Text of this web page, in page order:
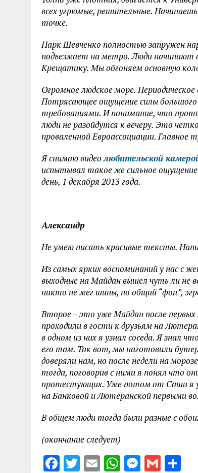
всех угрюмые, решительные.
точке.
Парк Шевченко полностью запружен
подъезжает на метро. Люди начинают
Крещатику. Мы обгоняем основную
Огромное людское море.
Потрясающее ощущение силы
требованиями. И понимание, что
люди не разойдутся к вечеру. Это
проваленной Евроассоциации.
Я снимаю видеолюбительской
испытывал такое же сильное
день, 1 декабря 2013 года.
Александр
Не умею писать красивые тексты.
Из самых ярких воспоминаний у нас с
выходные на Майдан вышел чуть ли не
никто не жег шины, но общий “фон”,
Второе – это уже Майдан после
проходили в гости к друзьям на
в одном из них я узнал соседа. Я знал
его там. Так вот, мы наготовили
доверяли нам, но после недели на
тогда, поговорив с ними я понял что
протестующих. Уже потом от Саши я
на Банковой и Лютеранской первыми
В общем люди тогда были разные с
(окончание следует)
F T E W M G